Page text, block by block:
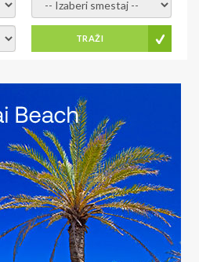
- Izaberite smestaj -
TRAŽI